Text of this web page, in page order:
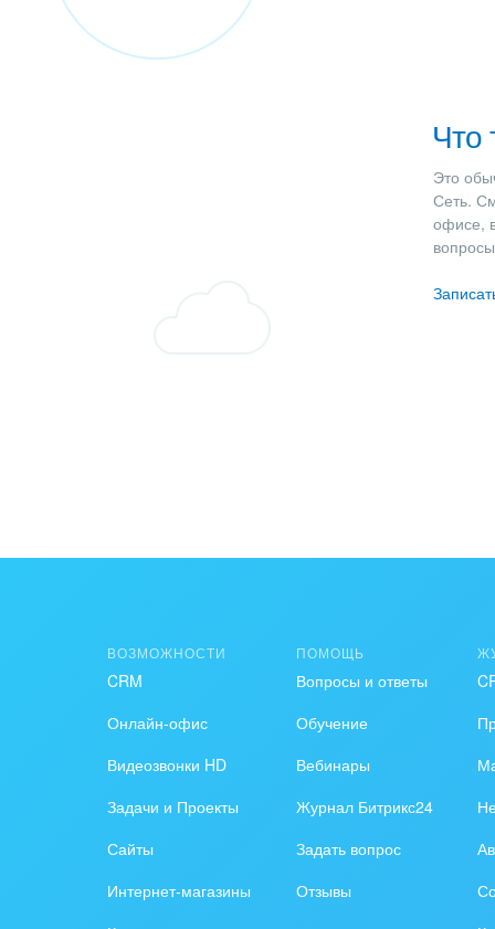
Что
Это
Сеть.
офисе,
ВОЗМОЖНОСТИ
CRM
Онлайн-офис
Видеозвонки HD
Задачи и Проекты
Сайты
Интернет-магазины
ПОМОЩЬ
Вопросы и ответы
Обучение
Вебинары
Журнал Битрикс24
Задать вопрос
Отзывы